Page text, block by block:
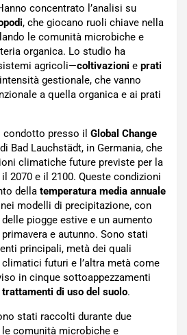
concentrato l’analisi su
, che giocano ruoli chiave nella
le comunità microbiche e
organica. Lo studio ha
agricoli—coltivazioni e prati
gestionale, che vanno
a quella organica e ai prati
condotto presso il Global Change
di Bad Lauchstädt, in Germania, che
climatiche future previste per la
2070 e il 2100. Queste condizioni
della temperatura media annuale
modelli di precipitazione, con
piogge estive e un aumento
e autunno. Sono stati
principali, metà dei quali
futuri e l’altra metà come
in cinque sottoappezzamenti
trattamenti di uso del suolo.
stati raccolti durante due
le comunità microbiche e